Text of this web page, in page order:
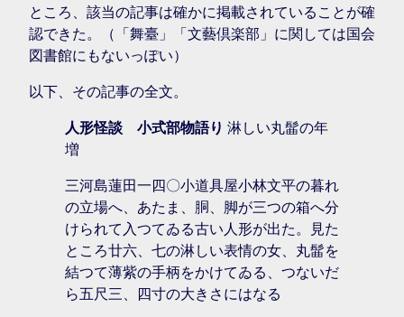
ところ、該当の記事は確かに掲載されていることが確
認できた。（「舞臺」「文藝倶楽部」に関しては国会
図書館にもないっぽい）
以下、その記事の全文。
人形怪談 小式部物語り 淋しい丸髷の年
増
三河島蓮田一四〇小道具屋小林文平の暮れ
の立場へ、あたま、胴、脚が三つの箱へ分
けられて入つてゐる古い人形が出た。見た
ところ廿六、七の淋しい表情の女、丸髷を
結つて薄紫の手柄をかけてゐる、つないだ
ら五尺三、四寸の大きさにはなる